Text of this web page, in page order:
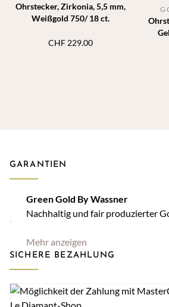
Ohrstecker, Zirkonia, 5,5 mm,
Weißgold 750/ 18 ct.
CHF229.00
GARANTIEN
Green Gold By Wassner
Nachhaltig und fair produzierter
Mehr anzeigen
SICHERE BEZAHLUNG